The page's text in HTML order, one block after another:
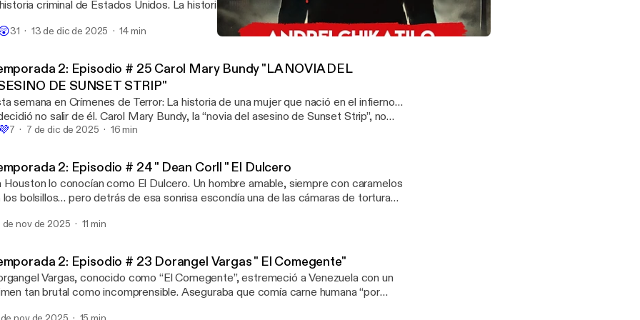
criminal de Estados Unidos. La historia del mexicano que convirtió los
de California en un cementerio secreto. Veinticinco cuerpos. Todos
con el mismo ritual. Todos olvidados… hasta hoy. Juan Corona: El Asesino
pcm.adswizz.com for information about our collection and use of personal
for advertising.
31 13 de dic de 2025 14 min
2: Episodio # 25 Carol Mary Bundy "LA NOVIA DEL
DE SUNSET STRIP"
semana en Crímenes de Terror: La historia de una mujer que nació en el infierno…
salir de él. Carol Mary Bundy, la “novia del asesino de Sunset Strip”, no
fue cómplice… También mató. Manipulada, obsesionada y atrapada en una
de Los Ángeles. Un viaje a la oscuridad… donde víctima y monstruo se
indistinguibles. Hosted by Simplecast, an AdsWizz company. See
pcm.adswizz.com for information about our collection and use of personal
for advertising.
7 7 de dic de 2025 16 min
2: Episodio # 24 " Dean Corll " El Dulcero
Houston lo conocían como El Dulcero. Un hombre amable, siempre con caramelos
los bolsillos… pero detrás de esa sonrisa escondía una de las cámaras de tortura
su propia red de reclutamiento y convirtió un barrio entero en su cacería
an AdsWizz company. See https://pcm.adswizz.com for information
our collection and use of personal data for advertising.
de nov de 2025 11 min
2: Episodio # 23 Dorangel Vargas " El Comegente"
Vargas, conocido como “El Comegente”, estremeció a Venezuela con un
tan brutal como incomprensible. Aseguraba que comía carne humana “por